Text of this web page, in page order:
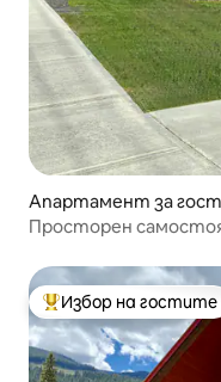
Апартамент за
Просторен
Най-популярен
Избор на гостите